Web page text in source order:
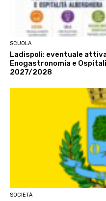
SCUOLA
Ladispoli: eventuale
Enogastronomia e
2027/2028
SOCIETÀ